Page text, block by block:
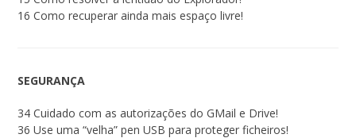
16 Como recuperar ainda mais espaço livre!
SEGURANÇA
34 Cuidado com as autorizações do GMail e Drive!
36 Use uma “velha” pen USB para proteger ficheiros!